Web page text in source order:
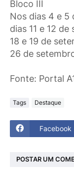
Bloco III
Nos dias 4 e 5
dias 11 e 12
18 e 19 de
26 de
Fonte: Portal
Tags Destaque
Facebook
POSTAR UM